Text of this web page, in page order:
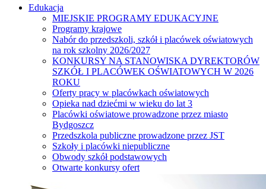
Edukacja
MIEJSKIE PROGRAMY EDUKACYJNE
Programy krajowe
Nabór do przedszkoli, szkół i placówek oświatowych
na rok szkolny 2026/2027
KONKURSY NA STANOWISKA DYREKTORÓW
SZKÓŁ I PLACÓWEK OŚWIATOWYCH W 2026
ROKU
Oferty pracy w placówkach oświatowych
Opieka nad dziećmi w wieku do lat 3
Placówki oświatowe prowadzone przez miasto
Bydgoszcz
Przedszkola publiczne prowadzone przez JST
Szkoły i placówki niepubliczne
Obwody szkół podstawowych
Otwarte konkursy ofert